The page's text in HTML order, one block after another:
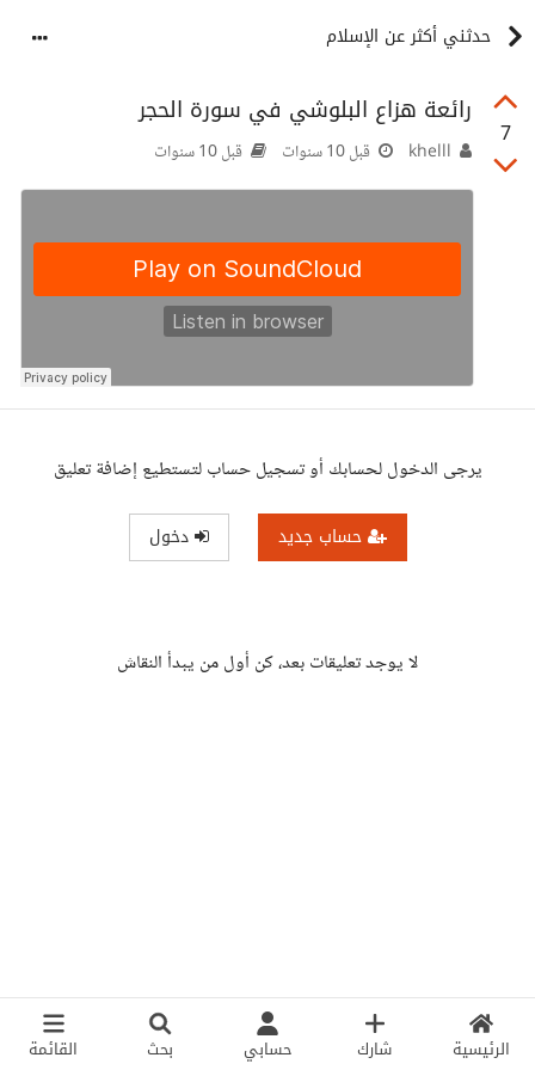
الرئيسية شارك حسابي بحث القائمة
حدثني أكثر عن الإسلام
7
رائعة هزاع البلوشي في سورة الحجر
قبل 10 سنوات قبل 10 سنوات
يرجى الدخول لحسابك أو تسجيل حساب لتستطيع إضافة تعليق
حساب جديد دخول
لا يوجد تعليقات بعد، كن أول من يبدأ النقاش